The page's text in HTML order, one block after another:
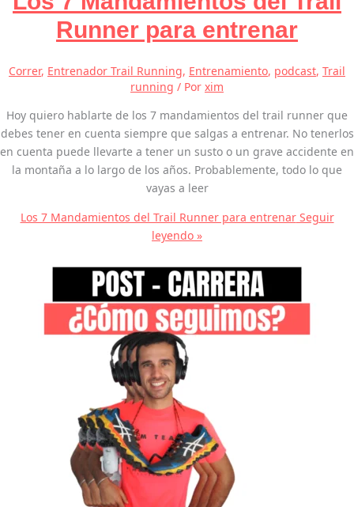
Runner para entrenar
Correr, Entrenador Trail Running, Entrenamiento, podcast, Trail
running / Por xim
Hoy quiero hablarte de los 7 mandamientos del trail runner que
debes tener en cuenta siempre que salgas a entrenar. No tenerlos
en cuenta puede llevarte a tener un susto o un grave accidente en
la montaña a lo largo de los años. Probablemente, todo lo que
vayas a leer
Los 7 Mandamientos del Trail Runner para entrenarSeguir
leyendo »